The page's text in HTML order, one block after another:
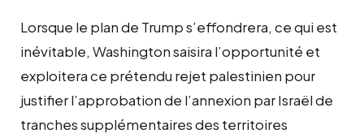
Lorsque le plan de Trump s’effondrera, ce qui est
inévitable, Washington saisira l’opportunité et
exploitera ce prétendu rejet palestinien pour
justifier l’approbation de l’annexion par Israël de
tranches supplémentaires des territoires